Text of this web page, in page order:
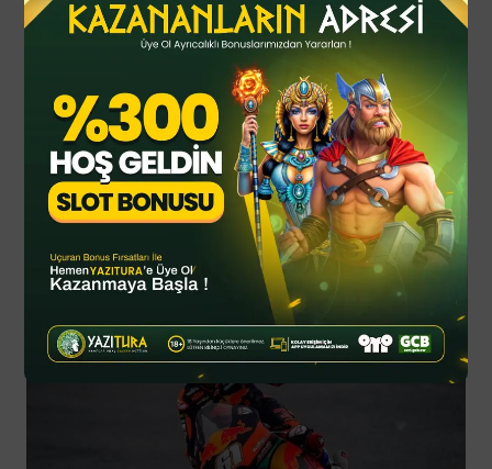
YTSPOR
Haziran 20, 2025
Spor Haberleri
Read Next